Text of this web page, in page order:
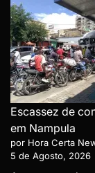
Escassez de
em Nampula
por Hora Certa
5 de Agosto, 2026